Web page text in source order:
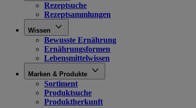
Rezeptsuche
Rezeptsammlungen
Wissen
Bewusste Ernährung
Ernährungsformen
Lebensmittelwissen
Marken & Produkte
Sortiment
Produktsuche
Produktherkunft